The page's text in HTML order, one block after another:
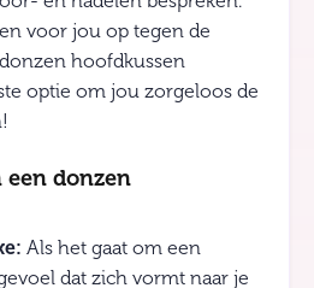
voor jou op tegen de
hoofdkussen
optie om jou zorgeloos de
een donzen
Als het gaat om een
dat zich vormt naar je